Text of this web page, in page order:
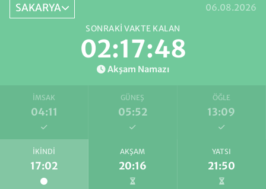
SAKARYA 06.08.2026
SONRAKI VAKTE KALAN
02:17:48
Akşam Namazı
İMSAK
04:11
GÜNEŞ
05:52
ÖĞLE
13:09
İKINDI
17:02
AKŞAM
20:16
YATSI
21:50